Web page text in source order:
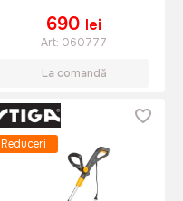
690 lei
Art: 060777
La comandă
Reduceri